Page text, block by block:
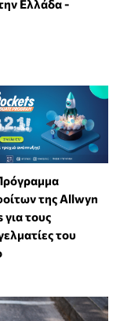
Ελλάδα -
της Allwyn
για τους
του